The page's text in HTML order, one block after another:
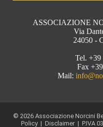
ASSOCIAZIONE
Via
24050 -
Tel. +39
Fax
Mail:
© 2026 Associazione Norcini
Policy| Disclaimer | P.IVA